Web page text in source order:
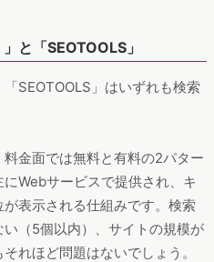
と「SEOTOOLS」
SEOTOOLS」はいずれも検索
金面では無料と有料の2パター
Webサービスで提供され、キ
表示される仕組みです。検索
（5個以内）、サイトの規模が
れほど問題はないでしょう。